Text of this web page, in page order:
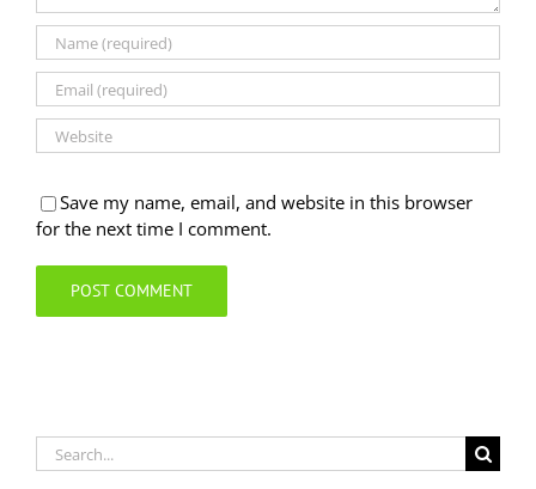
Save my name, email, and website in this browser
for the next time I comment.
Search
for: